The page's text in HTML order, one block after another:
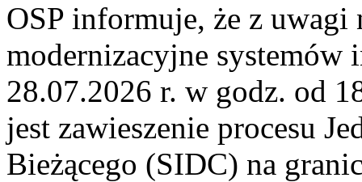
OSP informuje, że z uwagi
modernizacyjne
28.07.2026 r. w godz. od
jest zawieszenie procesu
Bieżącego (SIDC) na